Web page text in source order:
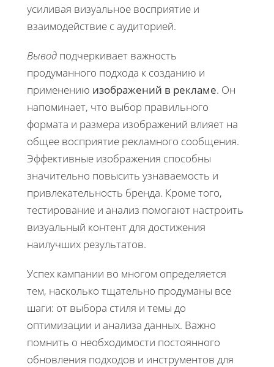
усиливая визуальное восприятие и
взаимодействие с аудиторией.
Вывод подчеркивает важность
продуманного подхода к созданию и
применению изображений в рекламе. Он
напоминает, что выбор правильного
формата и размера изображений влияет на
общее восприятие рекламного сообщения.
Эффективные изображения способны
значительно повысить узнаваемость и
привлекательность бренда. Кроме того,
тестирование и анализ помогают настроить
визуальный контент для достижения
наилучших результатов.
Успех кампании во многом определяется
тем, насколько тщательно продуманы все
шаги: от выбора стиля и темы до
оптимизации и анализа данных. Важно
помнить о необходимости постоянного
обновления подходов и инструментов для